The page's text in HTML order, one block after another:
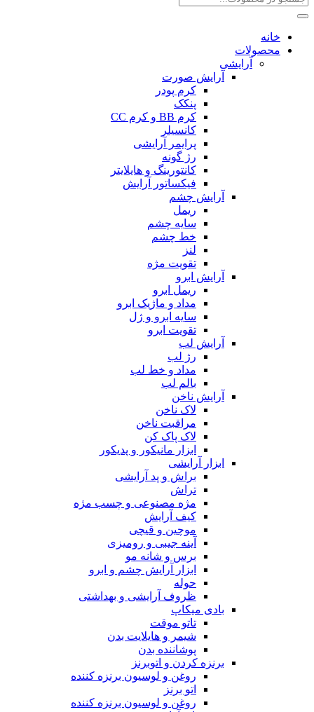
خانه
محصولات
آرایشی
آرایش صورت
کرم پودر
پنکک
کرم BB و کرم CC
کانسیلر
پرایمر آرایشی
رژ گونه
کانتورینگ و هایلایتر
فیکساتور آرایش
آرایش چشم
ریمل
سایه چشم
خط چشم
لنز
تقویت مژه
آرایش ابرو
ریمل ابرو
مداد و ماژیک ابرو
سایه ابرو و ژل
تقویت ابرو
آرایش لب
رژ لب
مداد و خط لب
بالم لب
آرایش ناخن
لاک ناخن
مراقبت ناخن
لاک پاک کن
ابزار مانیکور و پدیکور
ابزار آرایشی
براش و پد آرایشی
تراش
مژه مصنوعی و چسب مژه
کیف آرایش
موچین و قیچی
آینه جیبی و رومیزی
برس و شانه مو
ابزار آرایش چشم و ابرو
حوله
ظروف آرایشی و بهداشتی
بادی میکاپ
تاتو موقت
شیمر و هایلایت بدن
پوشاننده بدن
برنزه کردن و اتوبرنز
روغن و لوسیون برنزه کننده
اتو برنز
روغن و لوسیون برنزه کننده